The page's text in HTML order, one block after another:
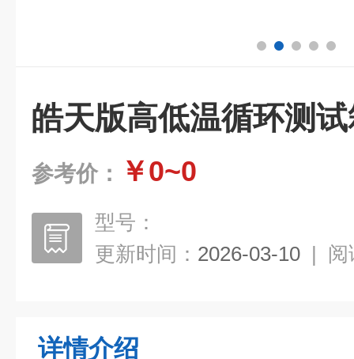
皓天版高低温循环测
参考价： ￥0~0
型号：
更新时间： 2026-03-10 | 阅
详情介绍